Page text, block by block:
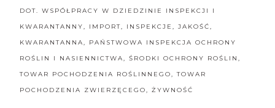
DOT. WSPÓŁPRACY W DZIEDZINIE INSPEKCJI I
KWARANTANNY, IMPORT, INSPEKCJE,JAKOŚĆ,
KWARANTANNA, PAŃSTWOWA INSPEKCJA OCHRONY
ROŚLIN I NASIENNICTWA,ŚRODKI OCHRONY ROŚLIN,
TOWAR POCHODZENIA ROŚLINNEGO,TOWAR
POCHODZENIA ZWIERZĘCEGO,ŻYWNOŚĆ